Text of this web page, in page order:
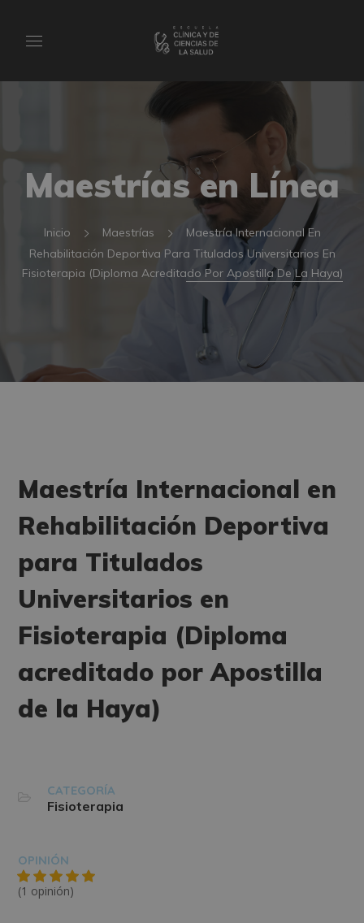
Maestrías en Línea
Inicio Maestrías
Maestría Internacional En
Rehabilitación Deportiva Para Titulados Universitarios En
Fisioterapia (Diploma Acreditado Por Apostilla De La Haya)
Maestría Internacional en
Rehabilitación Deportiva
para Titulados
Universitarios en
Fisioterapia (Diploma
acreditado por Apostilla
de la Haya)
CATEGORÍA
Fisioterapia
OPINIÓN
(1 opinión)